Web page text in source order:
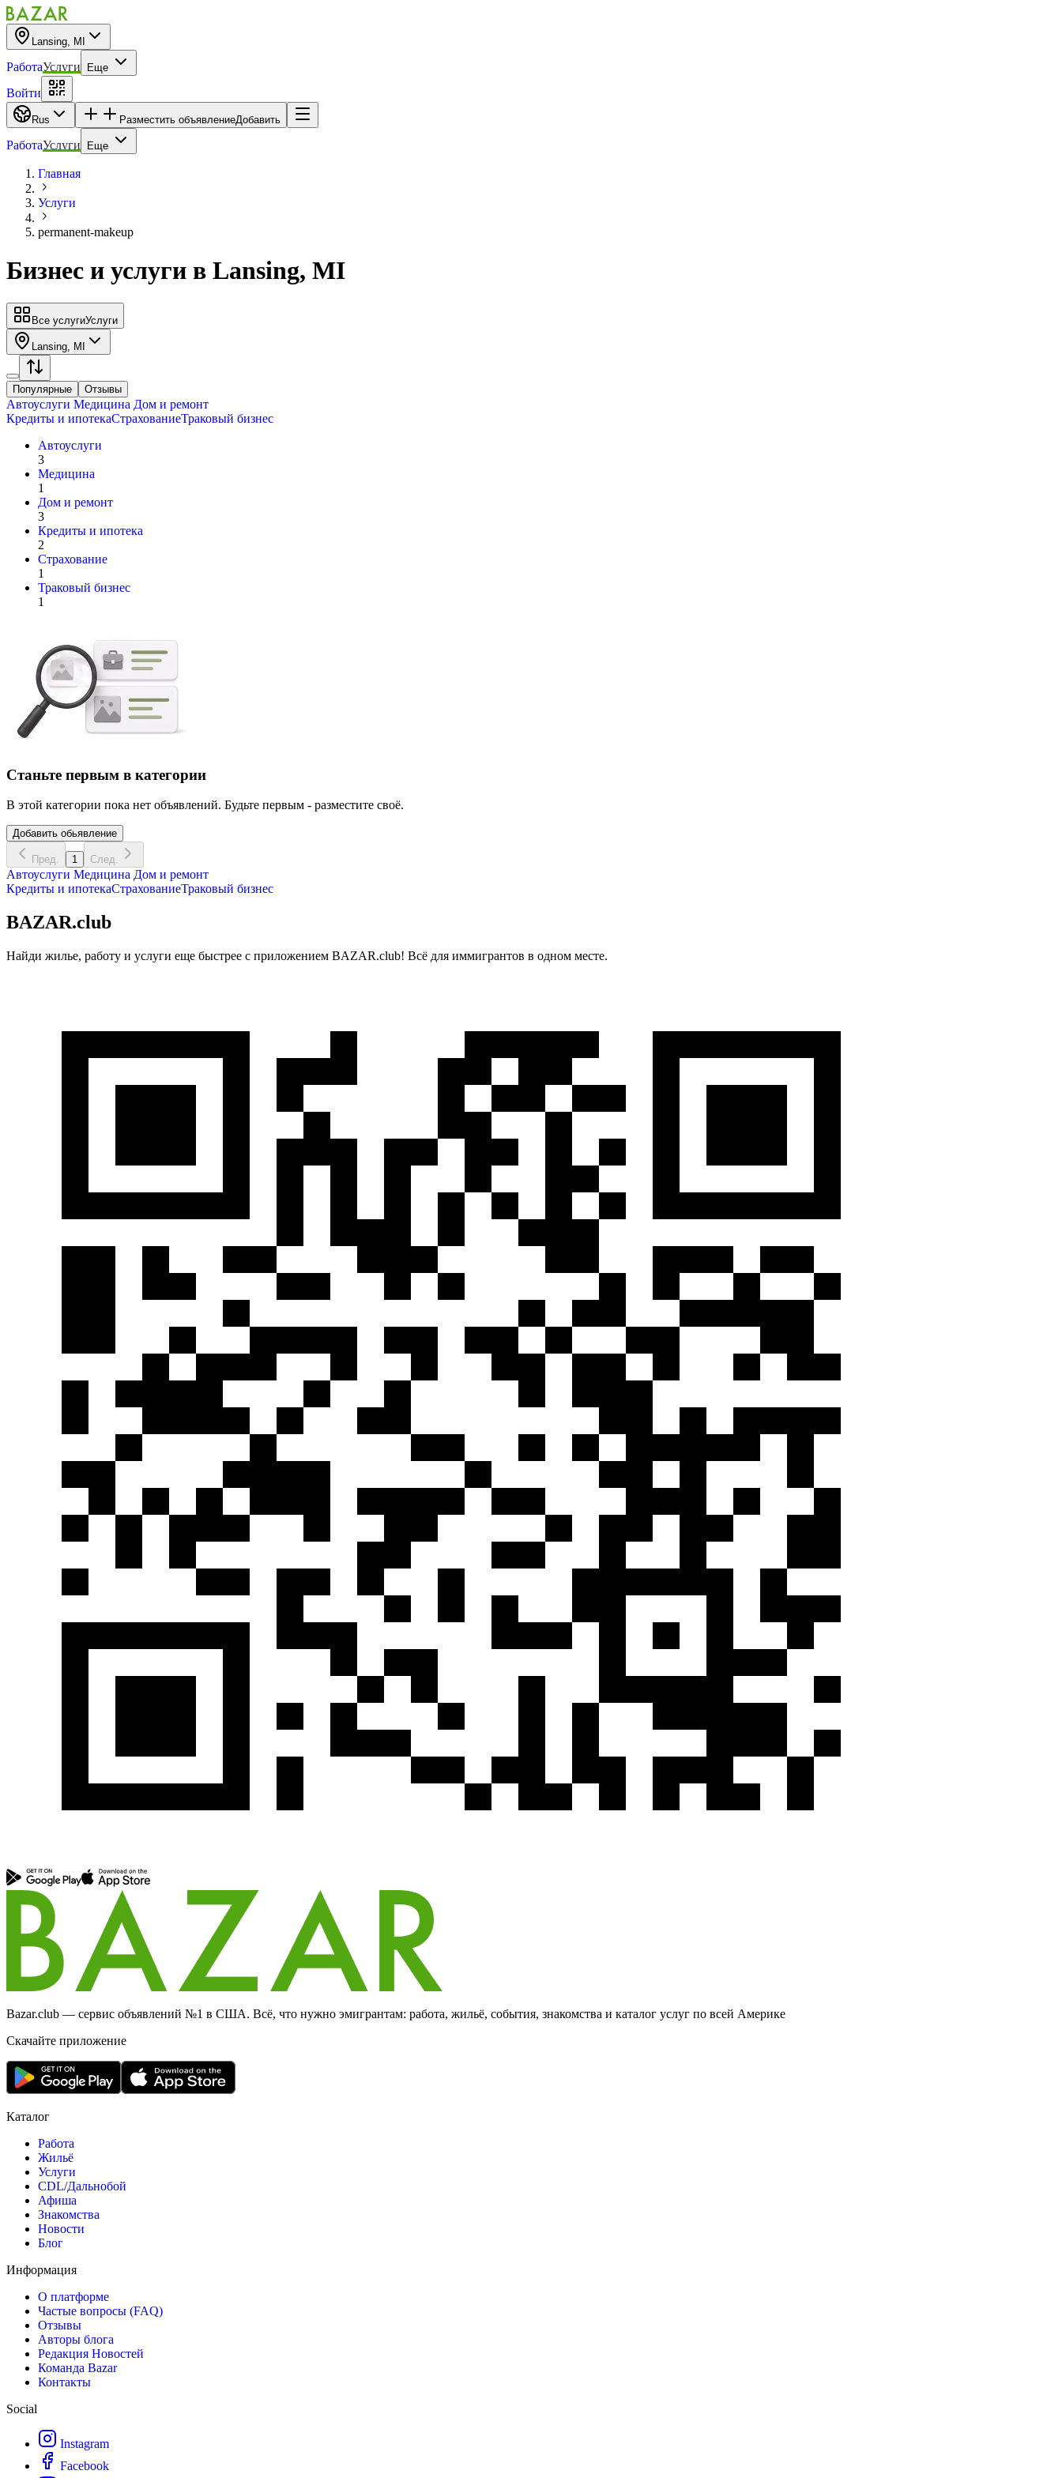
Lansing, MI
РаботаУслуги Еще
Войти
Rus Разместить объявлениеДобавить
РаботаУслуги Еще
Главная
Услуги
permanent-makeup
Бизнес и услуги в Lansing, MI
Все услугиУслуги
Lansing, MI
Популярные Отзывы
Автоуслуги Медицина Дом и ремонт
Кредиты и ипотекаСтрахованиеТраковый бизнес
Автоуслуги
3
Медицина
1
Дом и ремонт
3
Кредиты и ипотека
2
Страхование
1
Траковый бизнес
1
Станьте первым в категории
В этой категории пока нет объявлений. Будьте первым - разместите своё.
Добавить обьявление
Пред. 1 След.
Автоуслуги Медицина Дом и ремонт
Кредиты и ипотекаСтрахованиеТраковый бизнес
BAZAR.club
Найди жилье, работу и услуги еще быстрее с приложением BAZAR.club! Всё для иммигрантов в одном месте.
Bazar.club — сервис объявлений №1 в США. Всё, что нужно эмигрантам: работа, жильё, события, знакомства и каталог услуг по всей Америке
Скачайте приложение
Каталог
Работа
Жильё
Услуги
CDL/Дальнобой
Афиша
Знакомства
Новости
Блог
Информация
О платформе
Частые вопросы (FAQ)
Отзывы
Авторы блога
Редакция Новостей
Команда Bazar
Контакты
Social
Instagram
Facebook